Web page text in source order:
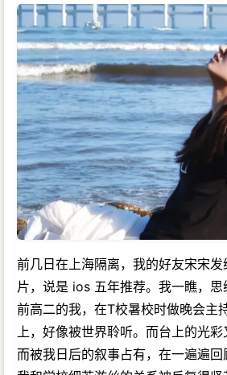
前几日在上海隔离，我的好友宋宋
片，说是 ios 五年推荐。我一瞧，
前高二的我，在T校暑校时做晚会主
上，好像被世界聆听。而台上的光
而被我日后的叙事占有，在一遍遍